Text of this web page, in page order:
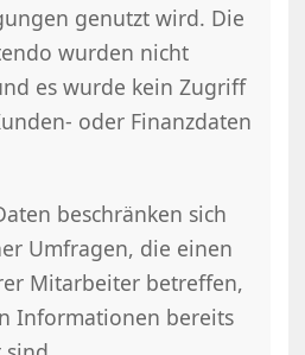
genutzt wird. Die
wurden nicht
es wurde kein Zugriff
oder Finanzdaten
beschränken sich
Umfragen, die einen
Mitarbeiter betreffen,
Informationen bereits